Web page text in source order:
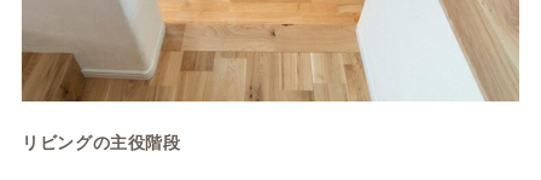
リビングの主役階段